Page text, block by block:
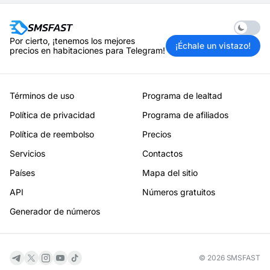
Enable
Por cierto, ¡tenemos los mejores
precios en habitaciones para Telegram!
¡Échale un vistazo!
Términos de uso
Programa de lealtad
Política de privacidad
Programa de afiliados
Política de reembolso
Precios
Servicios
Contactos
Países
Mapa del sitio
API
Números gratuitos
Generador de números
© 2026 SMSFAST